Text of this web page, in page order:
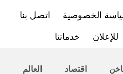
الخصوصية اتصل بنا
للإعلان خدماتنا
اقتصاد العالم